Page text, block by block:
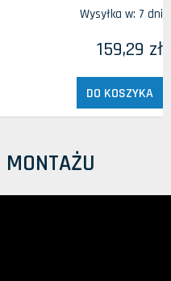
Wysyłka w: 7 dni
159,29 zł
DO KOSZYKA